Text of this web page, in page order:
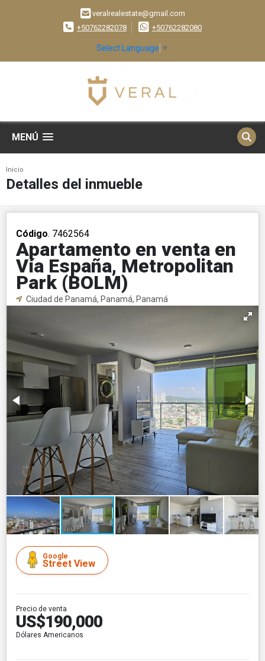
veralrealestate@gmail.com
+50762282078
+50762282080
Select Language ▼
MENÚ
Inicio
Detalles del inmueble
Código. 7462564
Apartamento en venta en
Vía España, Metropolitan
Park (BOLM)
Ciudad de Panamá, Panamá, Panamá
Google
Street View
Precio de venta
US$190,000
Dólares Americanos